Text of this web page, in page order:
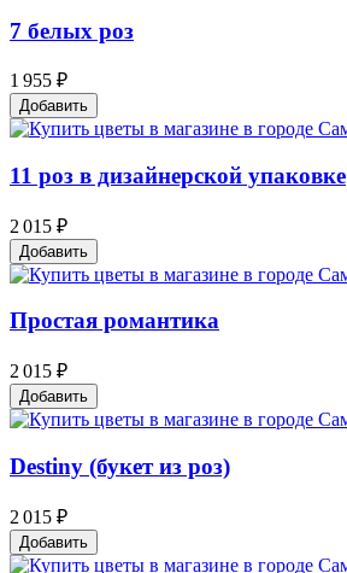
7 белых роз
1 955 ₽
Добавить
11 роз в дизайнерской упаковке
2 015 ₽
Добавить
Простая романтика
2 015 ₽
Добавить
Destiny (букет из роз)
2 015 ₽
Добавить